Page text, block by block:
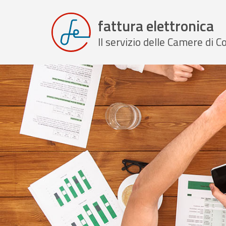
fattura elettronica
Il servizio delle Camere di